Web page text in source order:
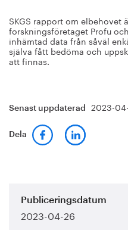
SKGS rapport om elbehovet
forskningsföretaget Profu
inhämtad data från såväl
själva fått bedöma och
att finnas.
Senast uppdaterad 2023-
Dela
Publiceringsdatum
2023-04-26